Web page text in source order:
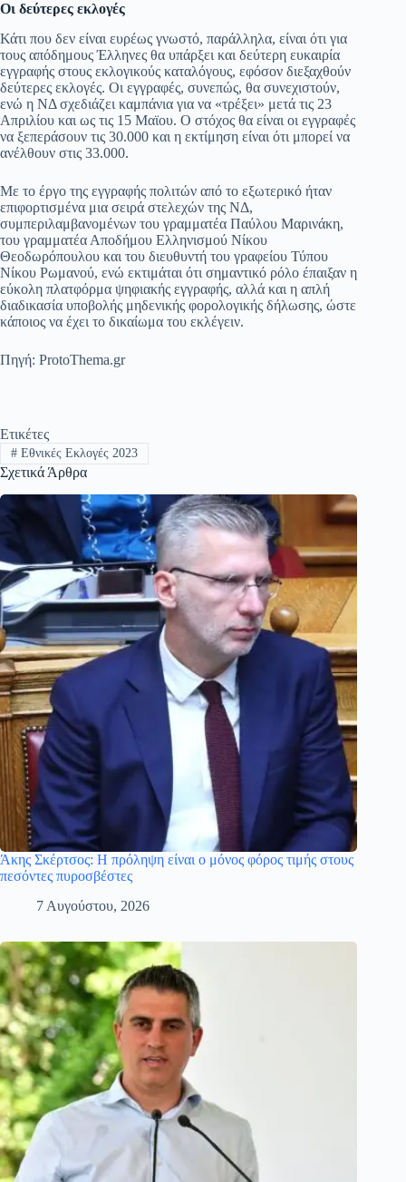
Οι δεύτερες εκλογές
Κάτι που δεν είναι ευρέως γνωστό, παράλληλα, είναι ότι για
τους απόδημους Έλληνες θα υπάρξει και δεύτερη ευκαιρία
εγγραφής στους εκλογικούς καταλόγους, εφόσον διεξαχθούν
δεύτερες εκλογές. Οι εγγραφές, συνεπώς, θα συνεχιστούν,
ενώ η ΝΔ σχεδιάζει καμπάνια για να «τρέξει» μετά τις 23
Απριλίου και ως τις 15 Μαϊου. Ο στόχος θα είναι οι εγγραφές
να ξεπεράσουν τις 30.000 και η εκτίμηση είναι ότι μπορεί να
ανέλθουν στις 33.000.
Με το έργο της εγγραφής πολιτών από το εξωτερικό ήταν
επιφορτισμένα μια σειρά στελεχών της ΝΔ,
συμπεριλαμβανομένων του γραμματέα Παύλου Μαρινάκη,
του γραμματέα Αποδήμου Ελληνισμού Νίκου
Θεοδωρόπουλου και του διευθυντή του γραφείου Τύπου
Νίκου Ρωμανού, ενώ εκτιμάται ότι σημαντικό ρόλο έπαιξαν η
εύκολη πλατφόρμα ψηφιακής εγγραφής, αλλά και η απλή
διαδικασία υποβολής μηδενικής φορολογικής δήλωσης, ώστε
κάποιος να έχει το δικαίωμα του εκλέγειν.
Πηγή: ProtoThema.gr
Ετικέτες
#Εθνικές Εκλογές 2023
Σχετικά Άρθρα
Άκης Σκέρτσος: Η πρόληψη είναι ο μόνος φόρος τιμής στους
πεσόντες πυροσβέστες
7 Αυγούστου, 2026